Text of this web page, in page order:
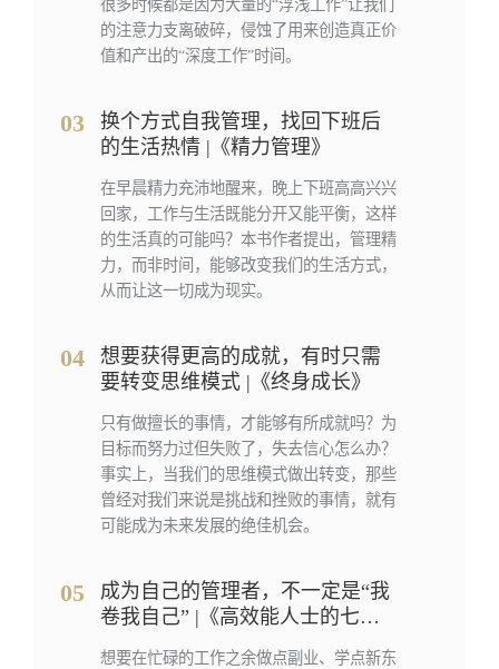
很多时候都是因为大量的“浮浅工作”让我们
的注意力支离破碎，侵蚀了用来创造真正价
值和产出的“深度工作”时间。
03
换个方式自我管理，找回下班后
的生活热情 |《精力管理》
在早晨精力充沛地醒来，晚上下班高高兴兴
回家，工作与生活既能分开又能平衡，这样
的生活真的可能吗？本书作者提出，管理精
力，而非时间，能够改变我们的生活方式，
从而让这一切成为现实。
04
想要获得更高的成就，有时只需
要转变思维模式 |《终身成长》
只有做擅长的事情，才能够有所成就吗？为
目标而努力过但失败了，失去信心怎么办？
事实上，当我们的思维模式做出转变，那些
曾经对我们来说是挑战和挫败的事情，就有
可能成为未来发展的绝佳机会。
05
成为自己的管理者，不一定是“我
卷我自己” |《高效能人士的七个
想要在忙碌的工作之余做点副业、学点新东